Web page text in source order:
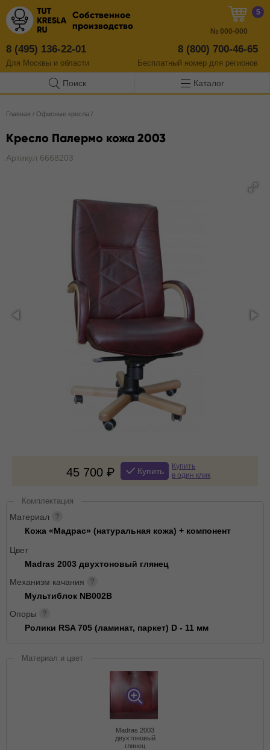
Собственное
производство
8 (495) 136-22-01
Для Москвы и области
8 (800) 700-46-65
Бесплатный номер для регионов
5
№ 000-000
Поиск Каталог
Главная / Офисные кресла /
Кресло Палермо кожа 2003
Артикул 6668203
45 700 Купить
Купить
в один клик
Комплектация
Материал
Кожа «Мадрас» (натуральная кожа) + компонент
Цвет
Madras 2003 двухтоновый глянец
Механизм качания
Мультиблок NB002B
Опоры
Ролики RSA 705 (ламинат, паркет) D - 11 мм
Материал и цвет
Madras 2003
двухтоновый
глянец